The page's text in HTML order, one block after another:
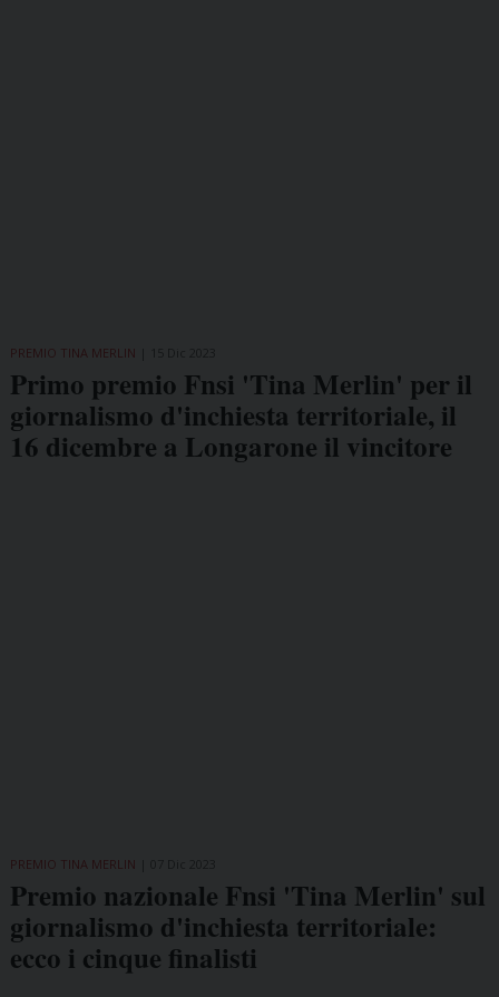
PREMIO TINA MERLIN
Primo premio Fnsi 'Tina Merlin' per il
giornalismo d'inchiesta territoriale, il
16 dicembre a Longarone il vincitore
PREMIO TINA MERLIN
Premio nazionale Fnsi 'Tina Merlin' sul
giornalismo d'inchiesta territoriale:
ecco i cinque finalisti